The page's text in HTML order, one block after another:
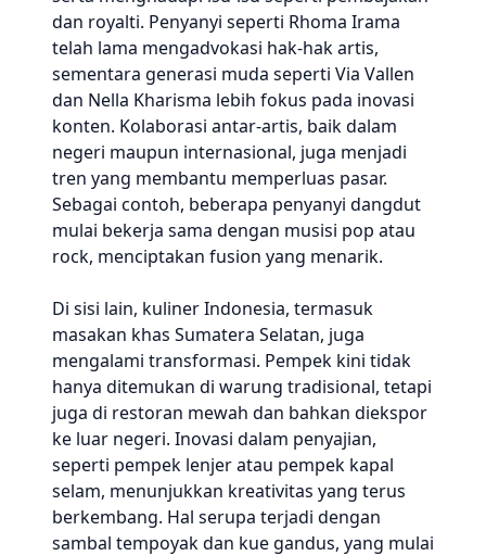
dan royalti. Penyanyi seperti Rhoma Irama
telah lama mengadvokasi hak-hak artis,
sementara generasi muda seperti Via Vallen
dan Nella Kharisma lebih fokus pada inovasi
konten. Kolaborasi antar-artis, baik dalam
negeri maupun internasional, juga menjadi
tren yang membantu memperluas pasar.
Sebagai contoh, beberapa penyanyi dangdut
mulai bekerja sama dengan musisi pop atau
rock, menciptakan fusion yang menarik.
Di sisi lain, kuliner Indonesia, termasuk
masakan khas Sumatera Selatan, juga
mengalami transformasi. Pempek kini tidak
hanya ditemukan di warung tradisional, tetapi
juga di restoran mewah dan bahkan diekspor
ke luar negeri. Inovasi dalam penyajian,
seperti pempek lenjer atau pempek kapal
selam, menunjukkan kreativitas yang terus
berkembang. Hal serupa terjadi dengan
sambal tempoyak dan kue gandus, yang mulai